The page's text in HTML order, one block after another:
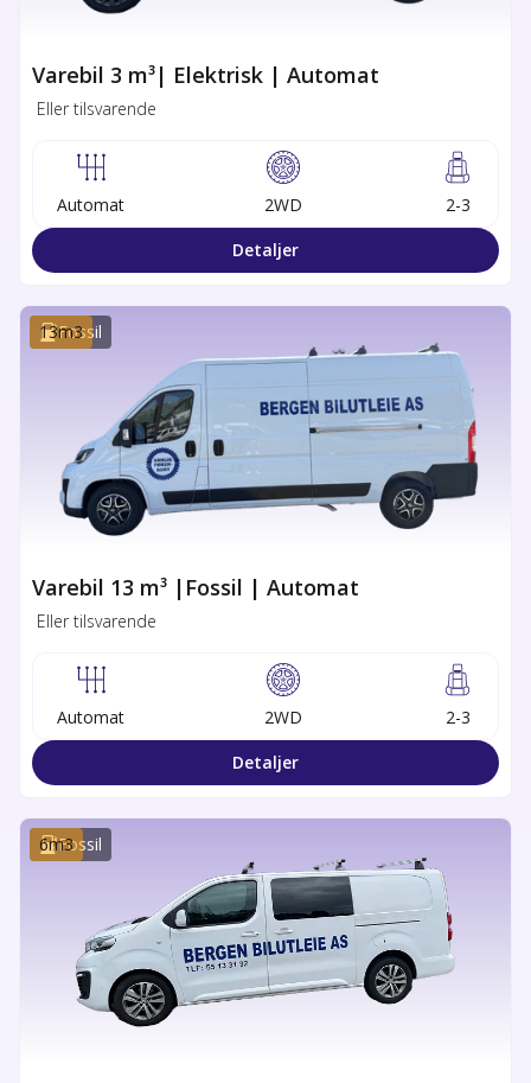
Varebil 3 m³| Elektrisk | Automat
Eller tilsvarende
Automat 2WD
2-3
Detaljer
Fossil
13m3
Varebil 13 m³ |Fossil | Automat
Eller tilsvarende
Automat 2WD
2-3
Detaljer
Fossil
6m3